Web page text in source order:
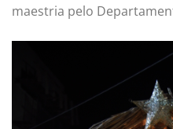
maestria pelo